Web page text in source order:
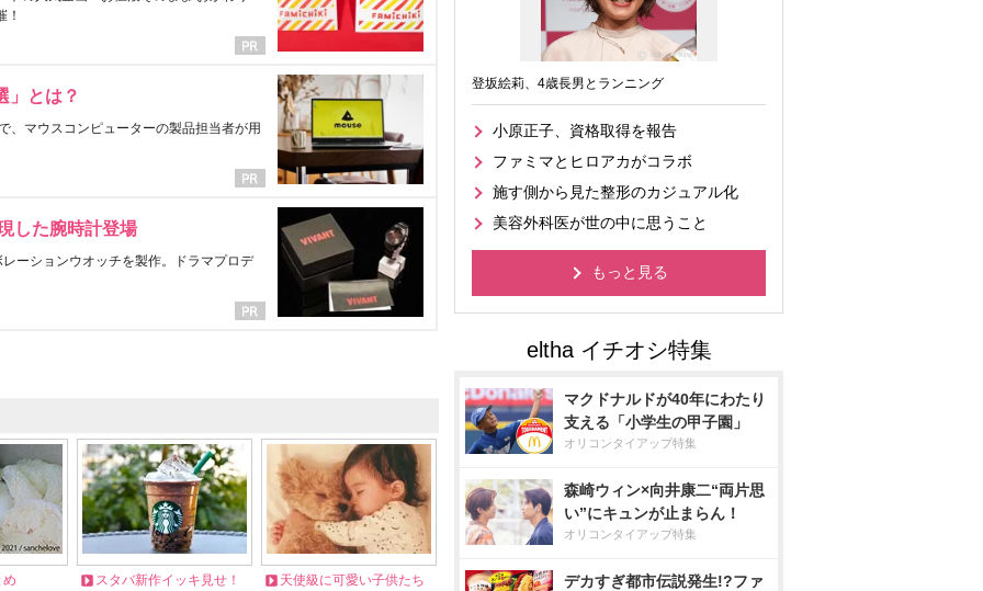
！
」とは？
、マウスコンピューターの製品担当者が用
した腕時計登場
ーションウオッチを製作。ドラマプロデ
め スタバ新作イッキ見せ！ 天使級に可愛い子供たち
登坂絵莉、4歳長男とランニング
小原正子、資格取得を報告
ファミマとヒロアカがコラボ
施す側から見た整形のカジュアル化
美容外科医が世の中に思うこと
もっと見る
マクドナルドが40年にわたり
支える「小学生の甲子園」
オリコンタイアップ特集
森崎ウィン×向井康二“両片思
い”にキュンが止まらん！
オリコンタイアップ特集
デカすぎ都市伝説発生!?ファ